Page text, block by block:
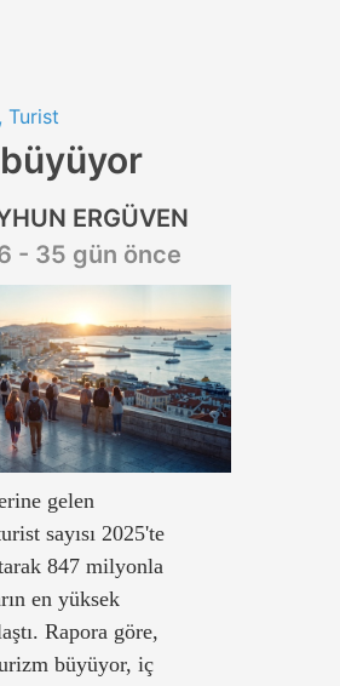
Turist
ERGÜVEN
- 35 gün önce
gelen
sayısı 2025'te
847 milyonla
en yüksek
Rapora göre,
büyüyor, iç